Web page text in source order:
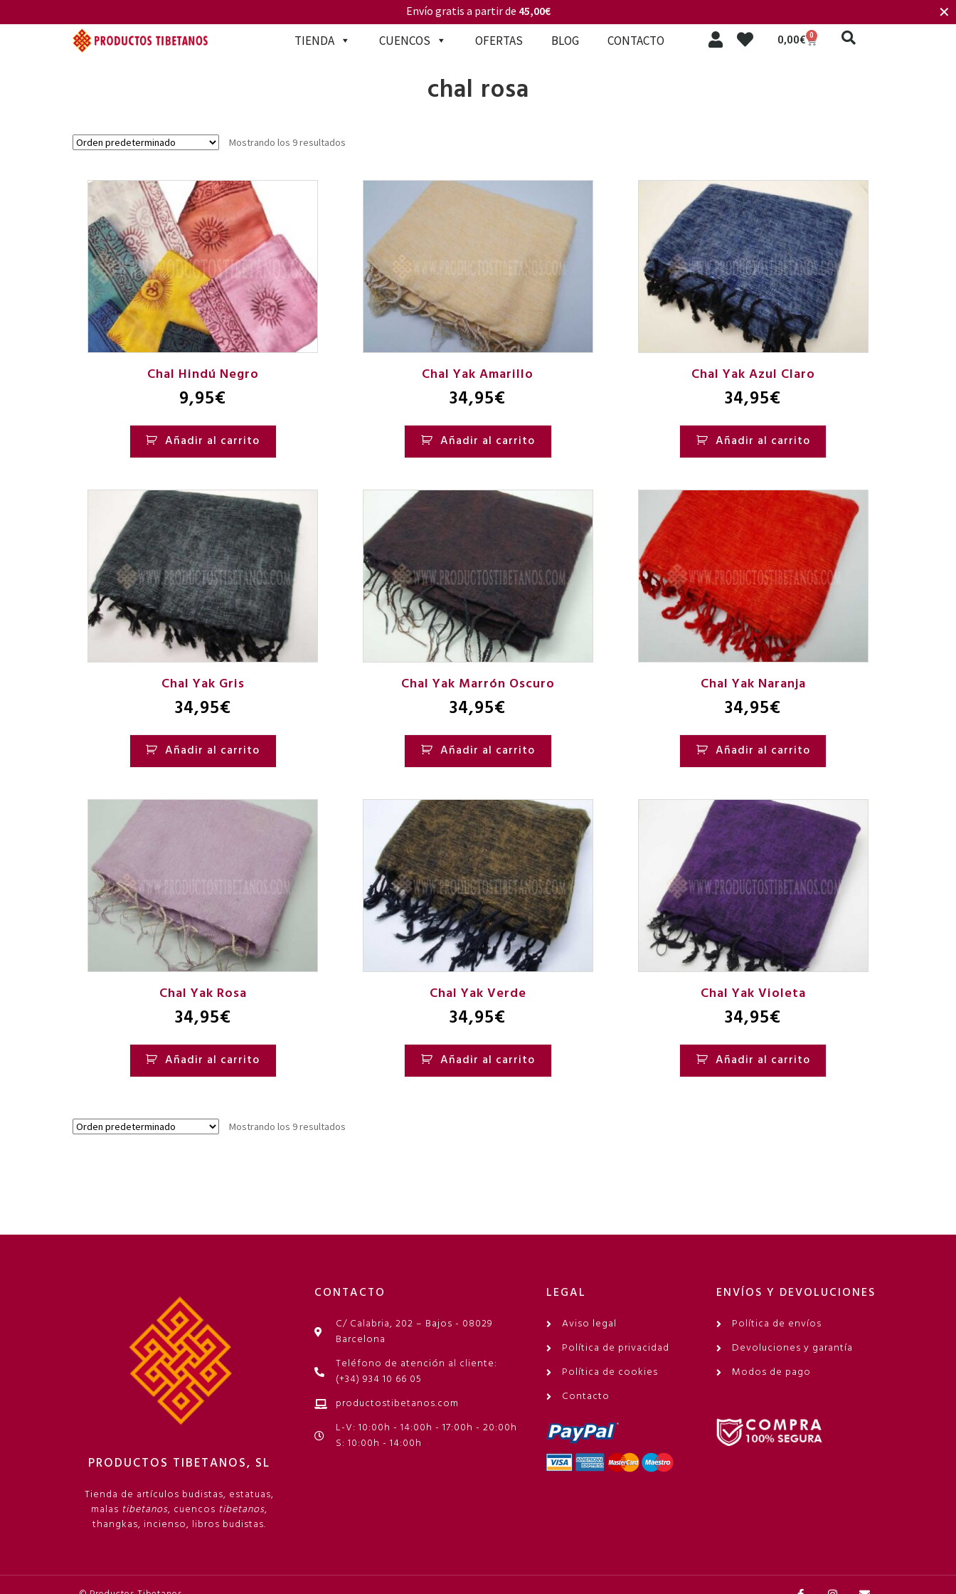
TIENDA CUENCOS OFERTAS BLOG CONTACTO 0,00€ 0
chal rosa
Envío gratis a partir de 45,00€ ✕
Mostrando los 9 resultados
Chal Hindú Negro
9,95€
Añadir al carrito
Chal Yak Amarillo
34,95€
Añadir al carrito
Chal Yak Azul Claro
34,95€
Añadir al carrito
Chal Yak Gris
34,95€
Añadir al carrito
Chal Yak Marrón Oscuro
34,95€
Añadir al carrito
Chal Yak Naranja
34,95€
Añadir al carrito
Chal Yak Rosa
34,95€
Añadir al carrito
Chal Yak Verde
34,95€
Añadir al carrito
Chal Yak Violeta
34,95€
Añadir al carrito
Mostrando los 9 resultados
PRODUCTOS TIBETANOS, SL
Tienda de artículos budistas, estatuas,
malas tibetanos, cuencos tibetanos,
thangkas, incienso, libros budistas.
CONTACTO
C/ Calabria, 202 – Bajos - 08029
Barcelona
Teléfono de atención al cliente:
(+34) 934 10 66 05
productostibetanos.com
L-V: 10:00h - 14:00h - 17:00h - 20:00h
S: 10:00h - 14:00h
LEGAL
Aviso legal
Política de privacidad
Política de cookies
Contacto
ENVÍOS Y DEVOLUCIONES
Política de envíos
Devoluciones y garantía
Modos de pago